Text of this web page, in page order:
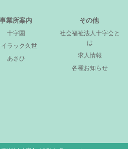
事業所案内
十字園
イラック久世
あさひ
その他
社会福祉法人十字会と
は
求人情報
各種お知らせ